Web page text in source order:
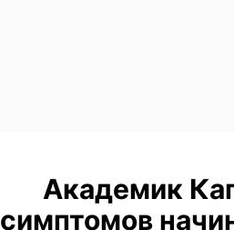
Академик
симптомов